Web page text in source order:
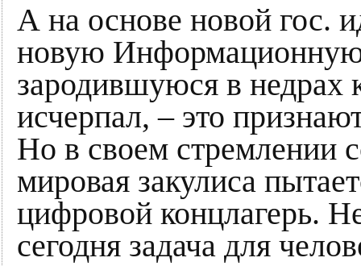
А на основе новой гос.
новую
зародившуюся в недрах
исчерпал, – это
Но в своем стремлении
мировая закулиса
цифровой концлагерь.
сегодня задача для